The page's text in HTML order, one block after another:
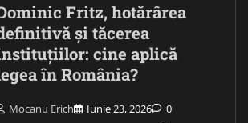
Fritz, hotărârea
și tăcerea
cine aplică
în România?
Mocanu Erich Iunie 23, 2026 0